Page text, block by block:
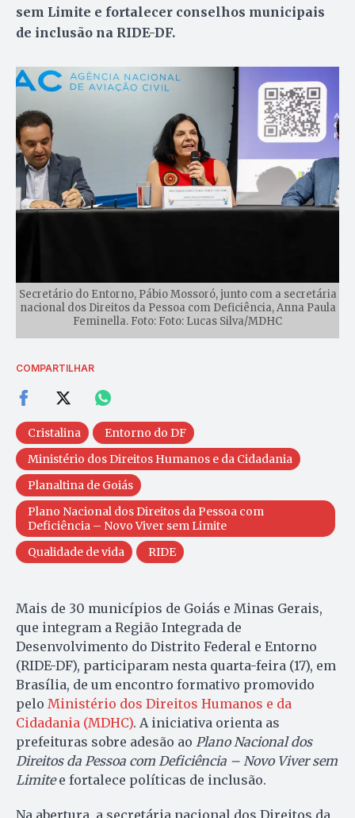
sem Limite e fortalecer conselhos municipais
de inclusão na RIDE-DF.
Secretário do Entorno, Pábio Mossoró, junto com a secretária
nacional dos Direitos da Pessoa com Deficiência, Anna Paula
Feminella. Foto: Foto: Lucas Silva/MDHC
COMPARTILHAR
Cristalina
Entorno do DF
Ministério dos Direitos Humanos e da Cidadania
Planaltina de Goiás
Plano Nacional dos Direitos da Pessoa com
Deficiência – Novo Viver sem Limite
Qualidade de vida
RIDE
Mais de 30 municípios de Goiás e Minas Gerais,
que integram a Região Integrada de
Desenvolvimento do Distrito Federal e Entorno
(RIDE-DF), participaram nesta quarta-feira (17), em
Brasília, de um encontro formativo promovido
pelo Ministério dos Direitos Humanos e da
Cidadania (MDHC). A iniciativa orienta as
prefeituras sobre adesão ao Plano Nacional dos
Direitos da Pessoa com Deficiência – Novo Viver sem
Limitee fortalece políticas de inclusão.